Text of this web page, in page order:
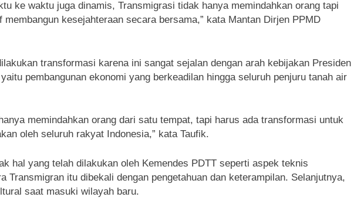
ke waktu juga dinamis, Transmigrasi tidak hanya memindahkan orang tapi
membangun kesejahteraan secara bersama,” kata Mantan Dirjen PPMD
transformasi karena ini sangat sejalan dengan arah kebijakan Presiden
pembangunan ekonomi yang berkeadilan hingga seluruh penjuru tanah air
memindahkan orang dari satu tempat, tapi harus ada transformasi untuk
oleh seluruh rakyat Indonesia,” kata Taufik.
hal yang telah dilakukan oleh Kemendes PDTT seperti aspek teknis
Transmigran itu dibekali dengan pengetahuan dan keterampilan. Selanjutnya,
saat masuki wilayah baru.